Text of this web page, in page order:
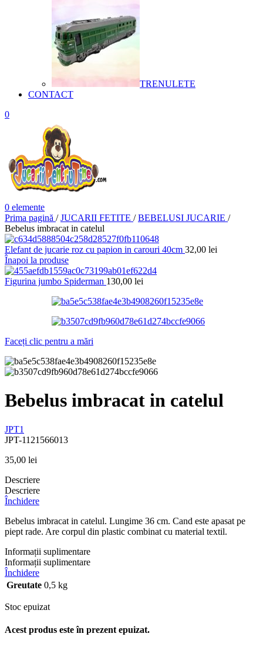
TRENULETE
CONTACT
0
0 elemente
Prima pagină / JUCARII FETITE / BEBELUSI JUCARIE /
Bebelus imbracat in catelul
Elefant de jucarie roz cu papion in carouri 40cm 32,00 lei
Înapoi la produse
Figurina jumbo Spiderman 130,00 lei
Faceți clic pentru a mări
Bebelus imbracat in catelul
JPT1
JPT-1121566013
35,00 lei
Descriere
Descriere
Închidere
Bebelus imbracat in catelul. Lungime 36 cm. Cand este apasat pe
piept rade. Are corpul din plastic combinat cu material textil.
Informații suplimentare
Informații suplimentare
Închidere
Greutate 0,5 kg
Stoc epuizat
Acest produs este în prezent epuizat.